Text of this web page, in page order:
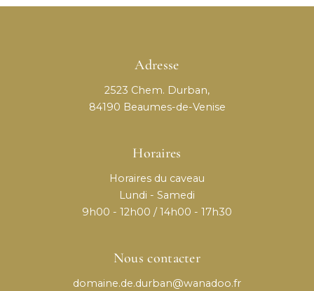
Adresse
2523 Chem. Durban,
84190 Beaumes-de-Venise
Horaires
Horaires du caveau
Lundi - Samedi
9h00 - 12h00 / 14h00 - 17h30
Nous contacter
domaine.de.durban@wanadoo.fr